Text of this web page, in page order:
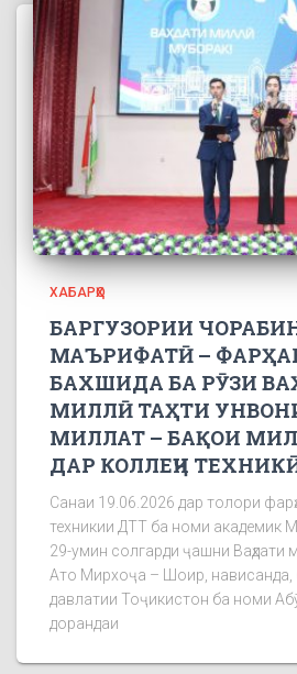
ХАБАРҲО
БАРГУЗОРИИ
МАЪРИФАТӢ –
БАХШИДА БА РӮЗИ
МИЛЛӢ ТАҲТИ
МИЛЛАТ – БАҚОИ
ДАР КОЛЛЕҶИ
Санаи 19.06.2026 дар толори
техникии ДТТ ба номи академик
29-умин солгарди ҷашни Ваҳдати
Ато Мирхоҷа – Шоир, нависанда,
давлатии Тоҷикистон ба номи
дорандаи